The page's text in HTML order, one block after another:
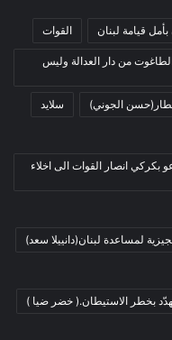
(1٬227)
(73)
قيامة لبنان القوات
من دار العدالة وليس
الجوني) سلايد
انصار القوات الى اخلاء
لمساعدة لبنان(دانييلا سعد)
بخطر الاستيطان.( خضر ضيا )